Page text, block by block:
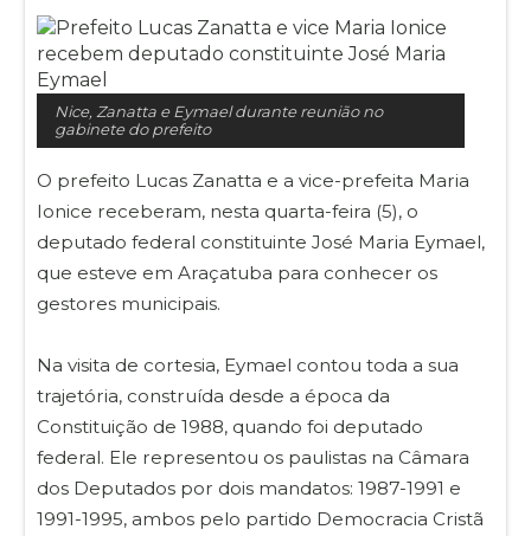
Nice, Zanatta e Eymael durante reunião no
gabinete do prefeito
O prefeito Lucas Zanatta e a vice-prefeita Maria
Ionice receberam, nesta quarta-feira (5), o
deputado federal constituinte José Maria Eymael,
que esteve em Araçatuba para conhecer os
gestores municipais.
Na visita de cortesia, Eymael contou toda a sua
trajetória, construída desde a época da
Constituição de 1988, quando foi deputado
federal. Ele representou os paulistas na Câmara
dos Deputados por dois mandatos: 1987-1991 e
1991-1995, ambos pelo partido Democracia Cristã